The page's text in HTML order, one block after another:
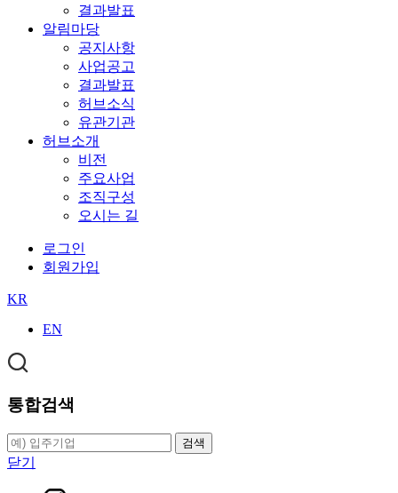
결과발표
알림마당
공지사항
사업공고
결과발표
허브소식
유관기관
허브소개
비전
주요사업
조직구성
오시는 길
로그인
회원가입
KR
EN
통합검색
검색
닫기